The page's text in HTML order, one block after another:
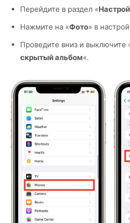
Перейдите в раздел «
Нажмите на «Фото» в
Проведите вниз и выключите
скрытый альбом«.